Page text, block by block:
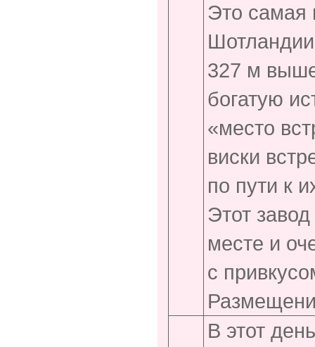
Это самая
327 м
богатую
«место
виски
по пути к
Этот
месте и
с
В этот